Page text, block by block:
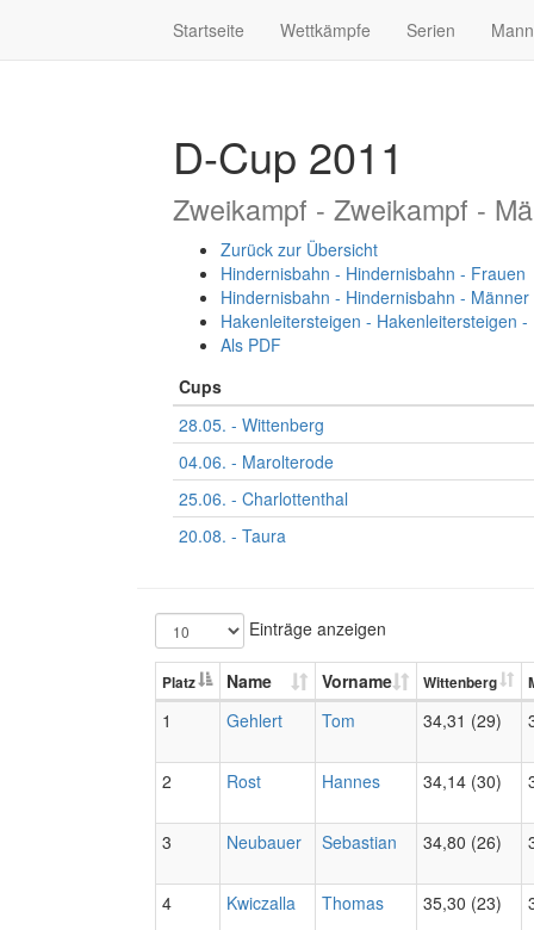
Startseite Wettkämpfe Serien
D-Cup 2011
Zweikampf - Zweikampf -
Zurück zur Übersicht
Hindernisbahn - Hindernisbahn - Frauen
Hindernisbahn - Hindernisbahn - Männer
Hakenleitersteigen - Hakenleitersteigen -
Als PDF
Cups
28.05. - Wittenberg
04.06. - Marolterode
25.06. - Charlottenthal
20.08. - Taura
Einträge anzeigen
Platz Name Vorname Wittenberg
1 Gehlert Tom 34,31 (29)
2 Rost Hannes 34,14 (30)
3 Neubauer Sebastian 34,80 (26)
4 Kwiczalla Thomas 35,30 (23)